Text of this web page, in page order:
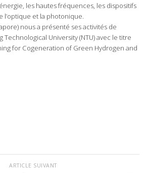
les hautes fréquences, les dispositifs
l’optique et la photonique.
nous a présenté ses activités de
Technological University (NTU) avec le titre
for Cogeneration of Green Hydrogen and
ARTICLE SUIVANT